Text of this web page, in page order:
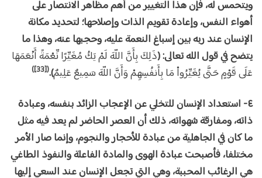
ويتحمس له، فإن هذا التغيير من أهم مظاهر الانتصار على
أهواء النفس، وإعادة تقويم الذات وإصلاحها؛ لتحديد مكانة
الإنسان عند ربه بين إسباغ النعمة عليه، وحجبها عنه، وهذا ما
يتضح في قول الله تعالى: (ذَلِكَ بِأَنَّ اللّهَ لَمْ يَكُ مُغَيِّرًا نِّعْمَةً أَنْعَمَهَا
عَلَى قَوْمٍ حَتَّى يُغَيِّرُواْ مَا بِأَنفُسِهِمْ وَأَنَّ اللّهَ سَمِيعٌ عَلِيمٌ).
([33])
٤- استعداد الإنسان للتخلي عن الإعجاب الزائد بنفسه، وعبادة
ذاته، ومفارقة شهواته، ذلك أن العصر الحاضر لم يعد فيه مثل
ما كان في الجاهلية من عبادة للأحجار والنجوم، وإنما صار الأمر
مختلفا، فأصبحت عبادة الهوى والمادة الفاعلة والنفوذ الطاغي
هي الرغائب المحببة، وهي التي تجعل الإنسان عند السعي إليها